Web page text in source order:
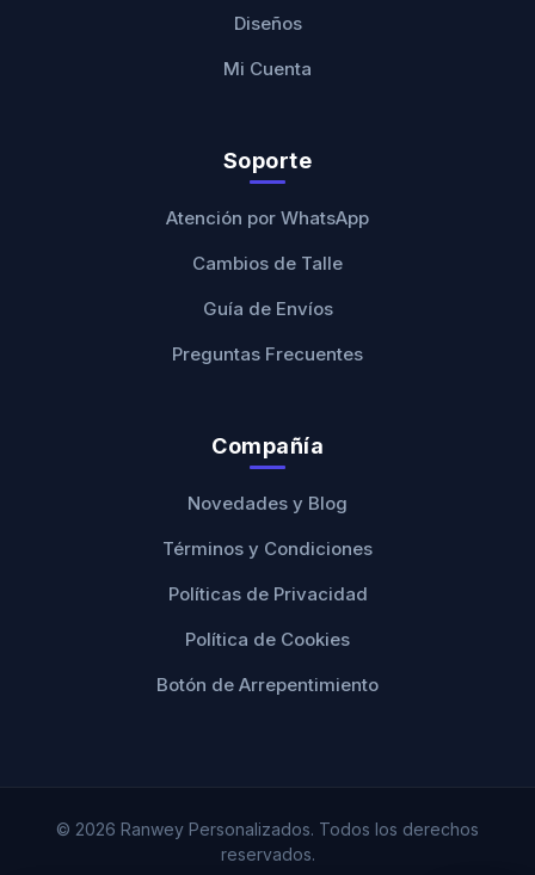
Diseños
Mi Cuenta
Soporte
Atención por WhatsApp
Cambios de Talle
Guía de Envíos
Preguntas Frecuentes
Compañía
Novedades y Blog
Términos y Condiciones
Políticas de Privacidad
Política de Cookies
Botón de Arrepentimiento
© 2026 Ranwey Personalizados. Todos los derechos
reservados.